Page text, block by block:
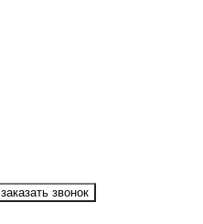
заказать звонок